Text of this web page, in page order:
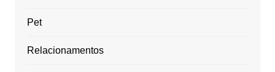
Pet
Relacionamentos